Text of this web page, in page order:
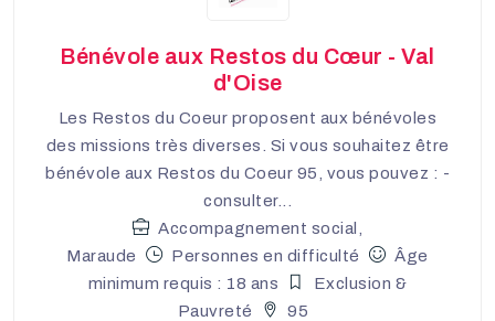
Bénévole aux Restos du Cœur - Val
d'Oise
Les Restos du Coeur proposent aux bénévoles
des missions très diverses. Si vous souhaitez être
bénévole aux Restos du Coeur 95, vous pouvez : -
consulter...
Accompagnement social,
Maraude
Personnes en difficulté
Âge
minimum requis : 18 ans
Exclusion &
Pauvreté
95